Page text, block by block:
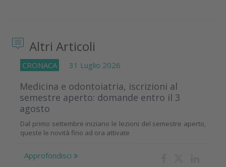
Altri Articoli
CRONACA 31 Luglio 2026
Medicina e odontoiatria, iscrizioni al
semestre aperto: domande entro il 3
agosto
Dal primo settembre iniziano le lezioni del semestre aperto,
queste le novità fino ad ora attivate
Approfondisci